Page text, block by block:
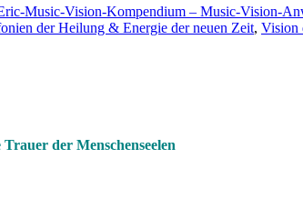
Music-Vision-Kompendium – Music-Vision-
der Heilung & Energie der neuen Zeit, Vision
Trauer der Menschenseelen